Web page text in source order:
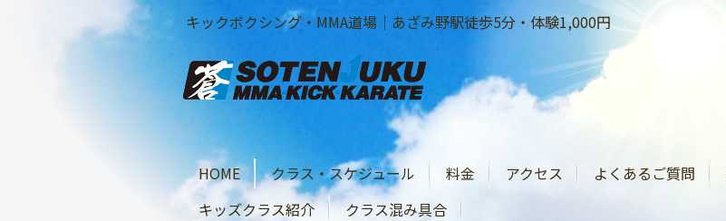
キックボクシング・MMA道場｜あざみ野駅徒歩5分・体験1,000円
HOME クラス・スケジュール 料金 アクセス よくあるご質問
キッズクラス紹介
クラス混み具合